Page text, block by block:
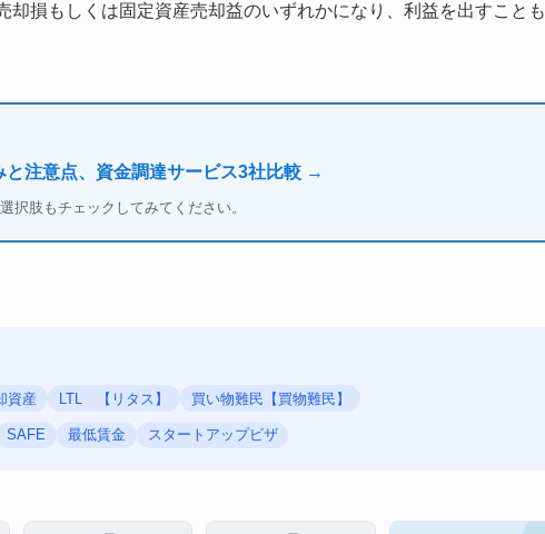
却損もしくは固定資産売却益のいずれかになり、利益を出すことも
と注意点、資金調達サービス3社比較 →
択肢もチェックしてみてください。
資産 LTL 【リタス】 買い物難民【買物難民】
SAFE 最低賃金 スタートアップビザ